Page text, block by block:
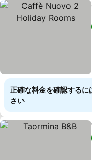
正確な料金を確認するに
さい